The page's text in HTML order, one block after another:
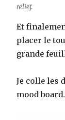
relief.
Et
placer le
grande
Je colle les
mood board.